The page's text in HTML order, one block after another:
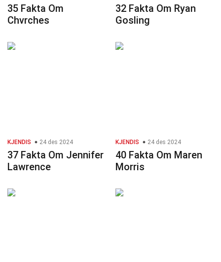
35 Fakta Om
Chvrches
32 Fakta Om Ryan
Gosling
KJENDIS 24 des 2024
37 Fakta Om Jennifer
Lawrence
KJENDIS 24 des 2024
40 Fakta Om Maren
Morris